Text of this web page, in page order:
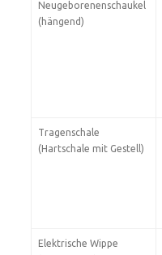
Neugeborenenschaukel
(hängend)
Tragenschale
(Hartschale mit Gestell)
Elektrische Wippe